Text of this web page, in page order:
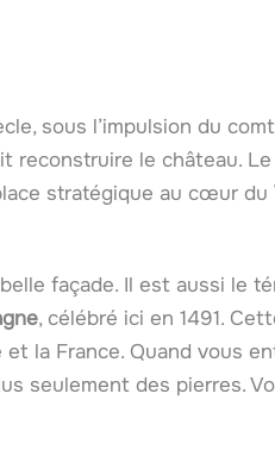
sous l’impulsion du
reconstruire le château.
stratégique au cœur du
façade. Il est aussi le
, célébré ici en 1491.
la France. Quand vous
seulement des pierres.